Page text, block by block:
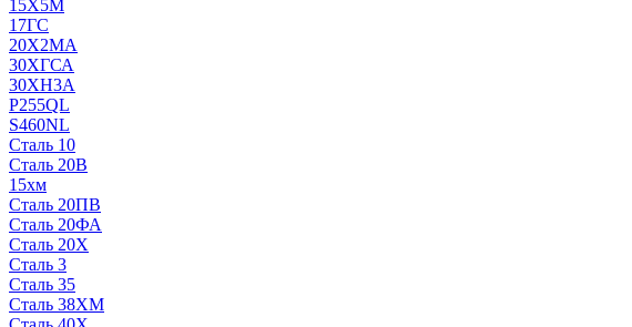
15Х5М
17ГС
20Х2МА
30ХГСА
30ХН3А
P255QL
S460NL
Сталь 10
Сталь 20В
15хм
Сталь 20ПВ
Сталь 20ФА
Сталь 20Х
Сталь 3
Сталь 35
Сталь 38ХМ